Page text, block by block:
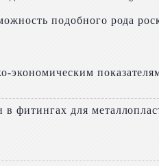
подобного рода
для